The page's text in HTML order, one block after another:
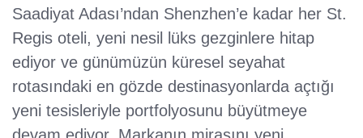
Saadiyat Adası’ndan Shenzhen’e kadar her St.
Regis oteli, yeni nesil lüks gezginlere hitap
ediyor ve günümüzün küresel seyahat
rotasındaki en gözde destinasyonlarda açtığı
yeni tesisleriyle portfolyosunu büyütmeye